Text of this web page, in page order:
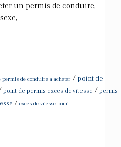
un permis de conduire,
permis de conduire a acheter / point de
point de permis exces de vitesse / permis
/ exces de vitesse point